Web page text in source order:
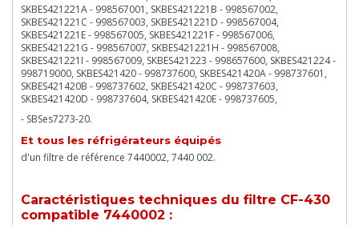
SKBES421221A - 998567001, SKBES421221B - 998567002,
SKBES421221C - 998567003, SKBES421221D - 998567004,
SKBES421221E - 998567005, SKBES421221F - 998567006,
SKBES421221G - 998567007, SKBES421221H - 998567008,
SKBES421221I - 998567009, SKBES421223 - 998657600, SKBES421224 -
998719000, SKBES421420 - 998737600, SKBES421420A - 998737601,
SKBES421420B - 998737602, SKBES421420C - 998737603,
SKBES421420D - 998737604, SKBES421420E - 998737605,
- SBSes7273-20.
Et tous les réfrigérateurs équipés
d'un filtre de référence 7440002, 7440 002.
Caractéristiques techniques du filtre CF-430
compatible 7440002 :